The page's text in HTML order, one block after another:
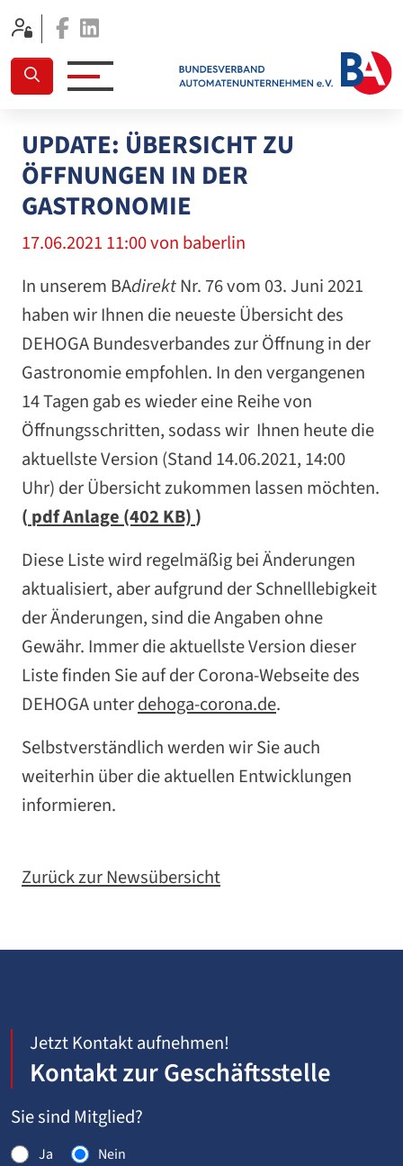
Facebook
UPDATE: ÜBERSICHT ZU
ÖFFNUNGEN IN DER
GASTRONOMIE
17.06.2021 11:00von baberlin
In unserem BAdirektNr. 76 vom 03. Juni 2021
haben wir Ihnen die neueste Übersicht des
DEHOGA Bundesverbandes zur Öffnung in der
Gastronomie empfohlen. In den vergangenen
14 Tagen gab es wieder eine Reihe von
Öffnungsschritten, sodass wir Ihnen heute die
aktuellste Version (Stand 14.06.2021, 14:00
Uhr) der Übersicht zukommen lassen möchten.
( pdfAnlage (402 KB) )
Diese Liste wird regelmäßig bei Änderungen
aktualisiert, aber aufgrund der Schnelllebigkeit
der Änderungen, sind die Angaben ohne
Gewähr. Immer die aktuellste Version dieser
Liste finden Sie auf der Corona-Webseite des
DEHOGA unterdehoga-corona.de.
Selbstverständlich werden wir Sie auch
weiterhin über die aktuellen Entwicklungen
informieren.
Zurück zur Newsübersicht
Jetzt Kontakt aufnehmen!
Kontakt zur Geschäftsstelle
Sie sind Mitglied?
Ja Nein